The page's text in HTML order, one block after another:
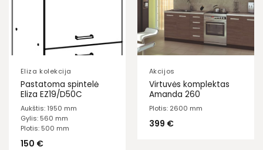
Eliza kolekcija
Pastatoma spintelė
Eliza EZ19/D50C
Aukštis: 1950 mm
Gylis: 560 mm
Plotis: 500 mm
150 €
Akcijos
Virtuvės komplektas
Amanda 260
Plotis: 2600 mm
399 €